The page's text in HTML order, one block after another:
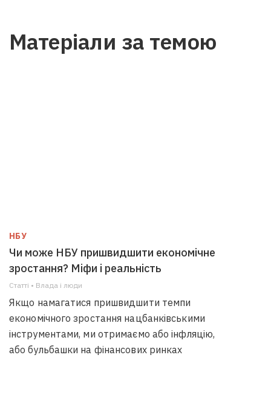
Матеріали за темою
НБУ
Чи може НБУ пришвидшити економічне
зростання? Міфи і реальність
Статті • Влада i люди
Якщо намагатися пришвидшити темпи
економічного зростання нацбанківськими
інструментами, ми отримаємо або інфляцію,
або бульбашки на фінансових ринках